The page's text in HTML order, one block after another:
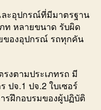
ะอุปกรณ์ที่มีมาตรฐาน
ท หลายขนาด รับผิด
ของอุปกรณ์ รถทุกคัน
งตามประเภทรถ มี
ปจ.1 ปจ.2 ใบเซอร์
รฝึกอบรมของผู้ปฏิบัติ